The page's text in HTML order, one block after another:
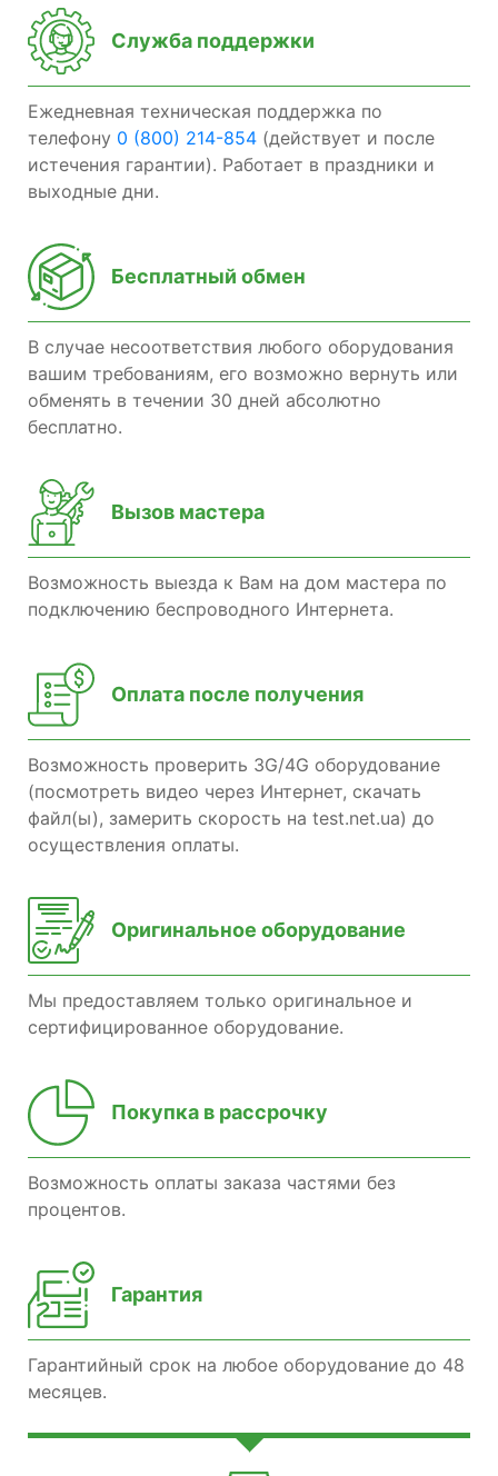
Служба поддержки
Ежедневная техническая поддержка по
телефону 0 (800) 214-854 (действует и после
истечения гарантии). Работает в праздники и
выходные дни.
Бесплатный обмен
В случае несоответствия любого оборудования
вашим требованиям, его возможно вернуть или
обменять в течении 30 дней абсолютно
бесплатно.
Вызов мастера
Возможность выезда к Вам на дом мастера по
подключению беспроводного Интернета.
Оплата после получения
Возможность проверить 3G/4G оборудование
(посмотреть видео через Интернет, скачать
файл(ы), замерить скорость на test.net.ua) до
осуществления оплаты.
Оригинальное оборудование
Мы предоставляем только оригинальное и
сертифицированное оборудование.
Покупка в рассрочку
Возможность оплаты заказа частями без
процентов.
Гарантия
Гарантийный срок на любое оборудование до 48
месяцев.